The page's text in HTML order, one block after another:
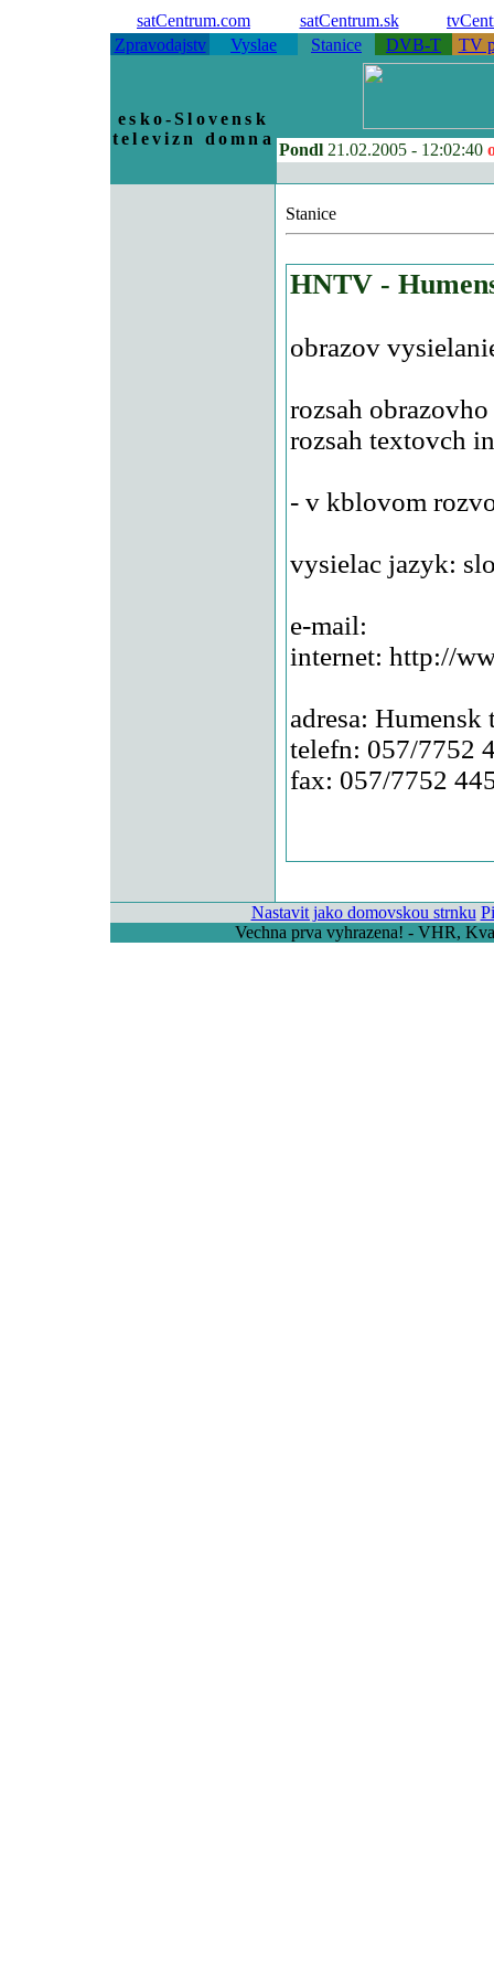
satCentrum.com satCentrum.sk
Zpravodajstv
Vyslae Stanice DVB-T TV
esko-Slovensk
televizn domna
Pondl 21.02.2005 - 12:02:40
Stanice
HNTV -
obrazov
rozsah
rozsah textovch
- v kblovom
vysielac jazyk:
e-mail:
internet: http://
adresa:
telefn: 057/7752
fax: 057/7752
Nastavit jako domovskou strnku
Vechna prva vyhrazena! - VHR,